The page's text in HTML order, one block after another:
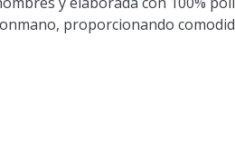
proporcionando